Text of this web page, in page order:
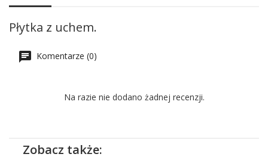
Płytka z uchem.
Komentarze (0)
Na razie nie dodano żadnej recenzji.
Zobacz także: